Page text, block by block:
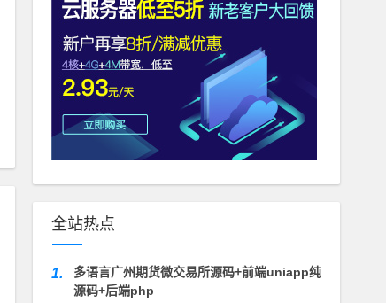
全站热点
1.
多语言广州期货微交易所源码+前端uniapp纯
源码+后端php